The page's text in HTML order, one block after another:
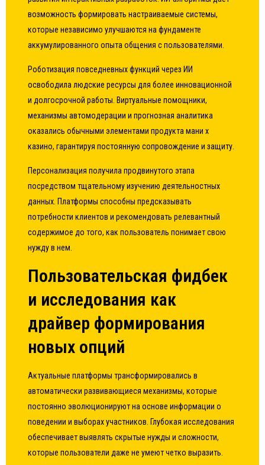
возможность формировать настраиваемые системы,
которые независимо улучшаются на фундаменте
аккумулированного опыта общения с пользователями.
Роботизация повседневных функций через ИИ
освободила людские ресурсы для более инновационной
и долгосрочной работы. Виртуальные помощники,
механизмы автомодерации и прогнозная аналитика
оказались обычными элементами продукта мани х
казино, гарантируя постоянную сопровождение и защиту.
Персонализация получила продвинутого этапа
посредством тщательному изучению деятельностных
данных. Платформы способны предсказывать
потребности клиентов и рекомендовать релевантный
содержимое до того, как пользователь понимает свою
нужду в нем.
Пользовательская фидбек
и исследования как
драйвер формирования
новых опций
Актуальные платформы трансформировались в
автоматически развивающиеся механизмы, которые
постоянно эволюционируют на основе информации о
поведении и выборах участников. Глубокая исследования
обеспечивает выявлять скрытые нужды и сложности,
которые пользователи даже не умеют четко выразить.